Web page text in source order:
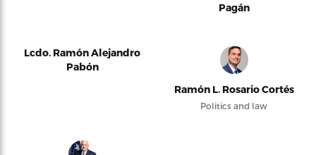
Pagán
Lcdo. Ramón Alejandro
Pabón
Ramón L. Rosario Cortés
Politics and law